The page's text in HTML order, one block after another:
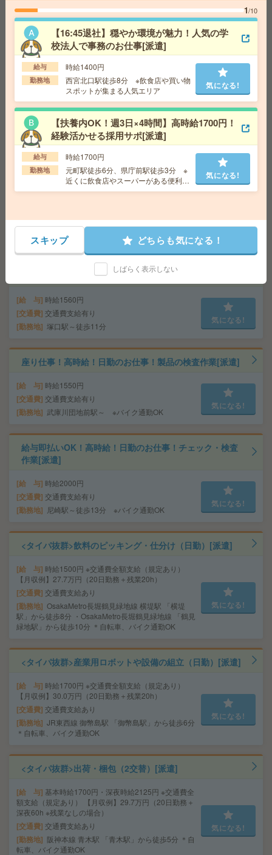
給 与 時給1400円＋交 【月収例】84,000円～ ■
給与の前払いが可能な速払いサービスあり
交通費 交通費支給あり
勤務地
京都府京都市伏見区 京阪本線 藤森駅徒歩10
分
気になる!
座り仕事！給与即払いOK！高時給！データ入力、品質検
査[派遣]
給 与 時給1500円
交通費 交通費支給有り
勤務地 南公園駅～徒歩7分 ※送迎有り
気になる!
平日休み！日勤のお仕事！袋詰め作業など[派遣]
交通費 交通費支給有り
勤務地 新神戸駅～徒歩7分
高時給！日勤のお仕事！製品の最終検査等[派遣]
給 与 時給1560円
交通費 交通費支給有り
勤務地 塚口駅～徒歩11分
気になる!
座り仕事！高時給！日勤のお仕事！製品の検査作業[派遣]
給 与 時給1550円
交通費 交通費支給有り
勤務地 武庫川団地前駅～ ※バイク通勤OK
気になる!
給与即払いOK！高時給！日勤のお仕事！チェック・検査
作業[派遣]
給 与 時給2000円
交通費 交通費支給有り
勤務地 尼崎駅～徒歩13分 ※バイク通勤OK
気になる!
<タイパ抜群>飲料のピッキング・仕分け（日勤）[派遣]
給 与 時給1500円 ※交通費全額支給（規定あり）
【月収例】27.7万円（20日勤務＋残業20h）
交通費 交通費支給あり
勤務地 OsakaMetro長堀鶴見緑地線 横堤駅 「横堤
駅」から徒歩8分 ・OsakaMetro長堀鶴見緑地線 「鶴見
緑地駅」から徒歩10分 ＊自転車、バイク通勤OK
気になる!
<タイパ抜群>産業用ロボットや設備の組立（日勤）[派遣]
給 与 時給1700円 ※交通費全額支給（規定あり）
【月収例】30.0万円（20日勤務＋残業20h）
交通費 交通費支給あり
勤務地 JR東西線 御幣島駅 「御幣島駅」から徒歩6分
＊自転車、バイク通勤OK
気になる!
<タイパ抜群>出荷・梱包（2交替）[派遣]
給 与 基本時給1700円・深夜時給2125円 ※交通費全
額支給（規定あり） 【月収例】29.7万円（20日勤務＋
深夜60h ※残業なしの場合）
交通費 交通費支給あり
勤務地
阪神本線 青木駅 「青木駅」から徒歩5分 ＊自
転車、バイク通勤OK
気になる!
1/10
【16:45退社】穏やか環境が魅力！人気の学
校法人で事務のお仕事[派遣]
給与 時給1400円
勤務地
西宮北口駅徒歩8分 ※飲食店や買い物
スポットが集まる人気エリア
気になる!
【扶養内OK！週3日×4時間】高時給1700円！
経験活かせる採用サポ[派遣]
給与 時給1700円
勤務地
元町駅徒歩6分、県庁前駅徒歩3分 ※
近くに飲食店やスーパーがある便利な
エリア
気になる!
スキップ どちらも気になる！
しばらく表示しない